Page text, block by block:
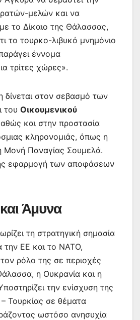
μελών και να
το Δίκαιο της Θάλασσας,
το τουρκο-λιβυκό μνημόνιο
έννομα
τρίτες χώρες».
δίνεται στον σεβασμό των
του Οικουμενικού
και στην προστασία
κληρονομιάς, όπως η
Μονή Παναγίας Σουμελά.
εφαρμογή των αποφάσεων
Άμυνα
τη στρατηγική σημασία
την ΕΕ και το ΝΑΤΟ,
ρόλο της σε περιοχές
η Ουκρανία και η
την ενίσχυση της
Τουρκίας σε θέματα
ωστόσο ανησυχία